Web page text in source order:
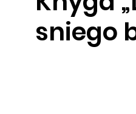
Sidabrinės bitės Garbės
sniego